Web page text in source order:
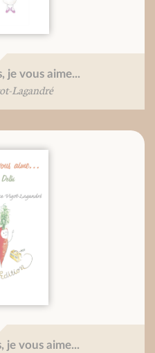
je vous aime...
Lagandré
je vous aime...